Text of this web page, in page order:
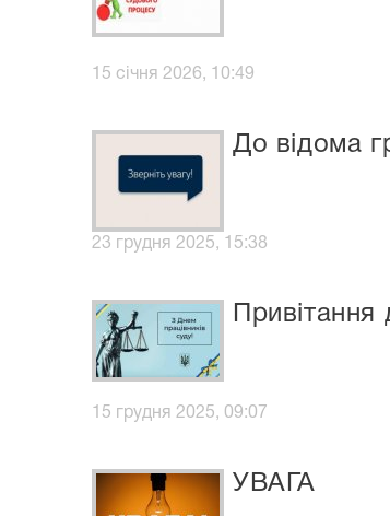
15 січня 2026, 10:49
До відома
23 грудня 2025, 15:38
15 грудня 2025, 09:07
УВАГА